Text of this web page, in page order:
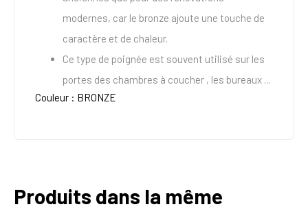
modernes, car le bronze ajoute une touche de
caractère et de chaleur.
Ce type de poignée est souvent utilisé sur les
portes des chambres à coucher , les bureaux ...
Couleur : BRONZE
Produits dans la même